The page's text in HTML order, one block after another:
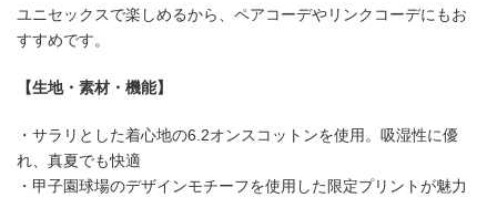
ユニセックスで楽しめるから、ペアコーデやリンクコーデにもお
すすめです。
【生地・素材・機能】
・サラリとした着心地の6.2オンスコットンを使用。吸湿性に優
れ、真夏でも快適
・甲子園球場のデザインモチーフを使用した限定プリントが魅力